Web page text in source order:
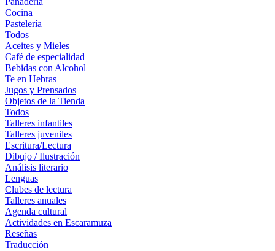
Cocina
Pastelería
Todos
Aceites y Mieles
Café de especialidad
Bebidas con Alcohol
Te en Hebras
Jugos y Prensados
Objetos de la Tienda
Todos
Talleres infantiles
Talleres juveniles
Escritura/Lectura
Dibujo / Ilustración
Análisis literario
Lenguas
Clubes de lectura
Talleres anuales
Agenda cultural
Actividades en Escaramuza
Reseñas
Traducción